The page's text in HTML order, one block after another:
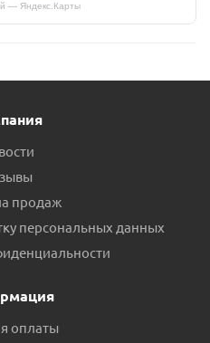
— Яндекс.Карты
продаж
персональных данных
оплаты